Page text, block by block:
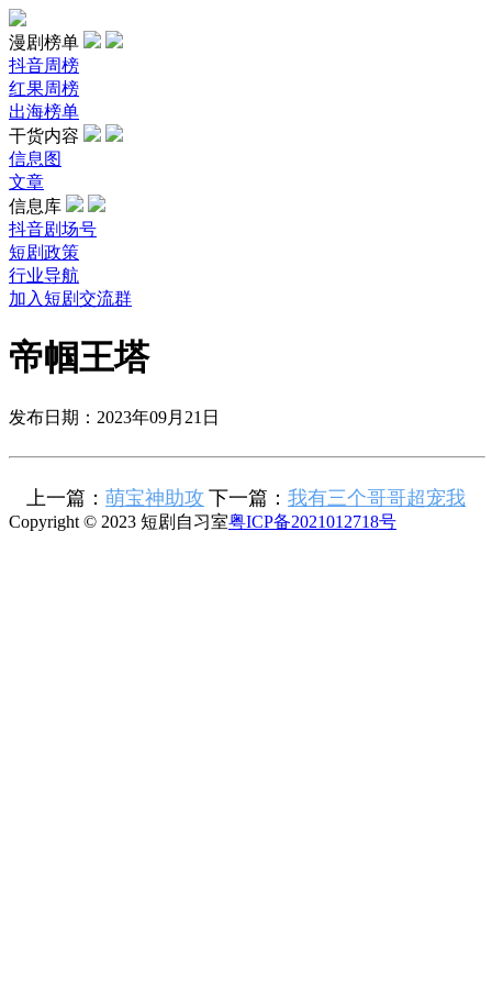
漫剧榜单
抖音周榜
红果周榜
出海榜单
干货内容
信息图
文章
信息库
抖音剧场号
短剧政策
行业导航
加入短剧交流群
帝帼王塔
发布日期：2023年09月21日
上一篇： 萌宝神助攻 下一篇： 我有三个哥哥超宠我
Copyright © 2023 短剧自习室粤ICP备2021012718号